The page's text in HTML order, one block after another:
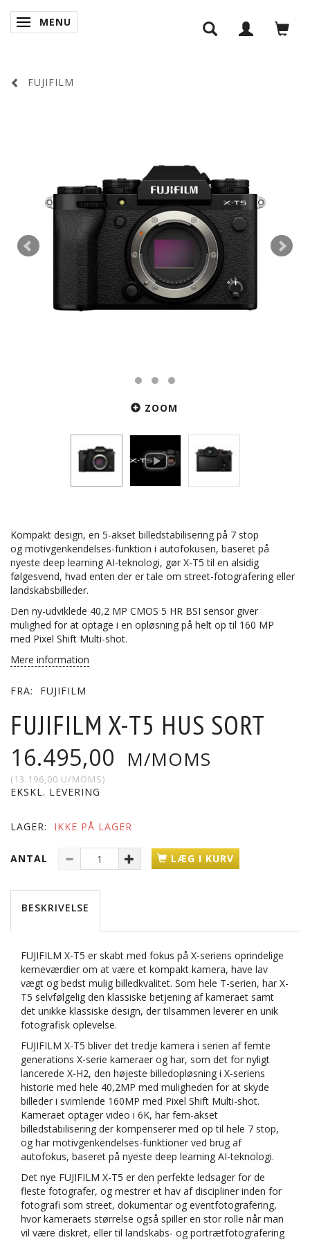
SKIFTE NAVIGATION
MENU
FUJIFILM
ZOOM
Kompakt design, en 5-akset billedstabilisering på 7 stop
og motivgenkendelses-funktion i autofokusen, baseret på
nyeste deep learning AI-teknologi, gør X-T5 til en alsidig
følgesvend, hvad enten der er tale om street-fotografering eller
landskabsbilleder.
Den ny-udviklede 40,2 MP CMOS 5 HR BSI sensor giver
mulighed for at optage i en opløsning på helt op til 160 MP
med Pixel Shift Multi-shot.
Mere information
FRA: FUJIFILM
FUJIFILM X-T5 HUS SORT
16.495,00 M/MOMS
(13.196,00 U/MOMS)
EKSKL. LEVERING
LAGER: IKKE PÅ LAGER
ANTAL LÆG I KURV
BESKRIVELSE
FUJIFILM X-T5 er skabt med fokus på X-seriens oprindelige
kerneværdier om at være et kompakt kamera, have lav
vægt og bedst mulig billedkvalitet. Som hele T-serien, har X-
T5 selvfølgelig den klassiske betjening af kameraet samt
det unikke klassiske design, der tilsammen leverer en unik
fotografisk oplevelse.
FUJIFILM X-T5 bliver det tredje kamera i serien af femte
generations X-serie kameraer og har, som det for nyligt
lancerede X-H2, den højeste billedopløsning i X-seriens
historie med hele 40,2MP med muligheden for at skyde
billeder i svimlende 160MP med Pixel Shift Multi-shot.
Kameraet optager video i 6K, har fem-akset
billedstabilisering der kompenserer med op til hele 7 stop,
og har motivgenkendelses-funktioner ved brug af
autofokus, baseret på nyeste deep learning AI-teknologi.
Det nye FUJIFILM X-T5 er den perfekte ledsager for de
fleste fotografer, og mestrer et hav af discipliner inden for
fotografi som street, dokumentar og eventfotografering,
hvor kameraets størrelse også spiller en stor rolle når man
vil være diskret, eller til landskabs- og portrætfotografering